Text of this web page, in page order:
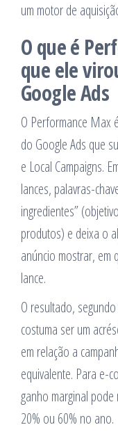
um motor de
O que é
que ele
Google Ads
O Performance Max
do Google Ads que
e Local Campaigns.
lances, palavras-
ingredientes”
produtos) e deixa o
anúncio mostrar, em
lance.
O resultado,
costuma ser um
em relação a
equivalente. Para e-
ganho marginal
20% ou 60% no ano.